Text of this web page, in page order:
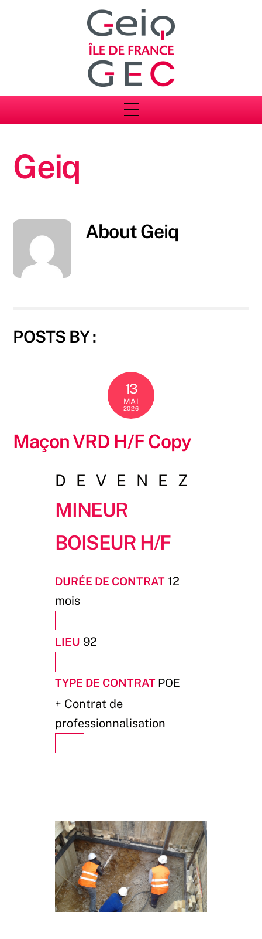
Menu
Geiq
AboutGeiq
POSTS BY :
13
MAI
2026
Maçon VRD H/F Copy
DEVENEZ
Mineur
BOISEUR H/F
Durée de contrat 12
mois
Lieu 92
Type de contratPOE
+ Contrat de
professionnalisation